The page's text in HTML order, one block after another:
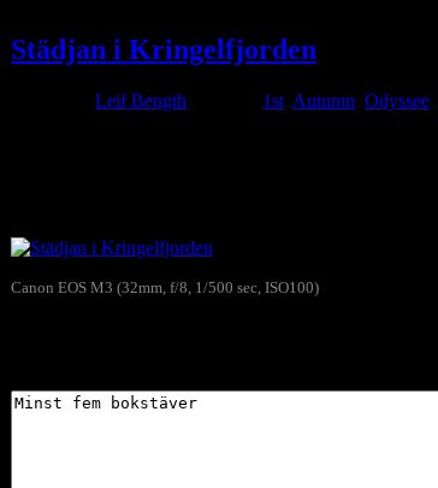
Städjan i Kringelfjorden
Leif Bength 1st Autumn Odyssee
Canon EOS M3 (32mm, f/8, 1/500 sec, ISO100)